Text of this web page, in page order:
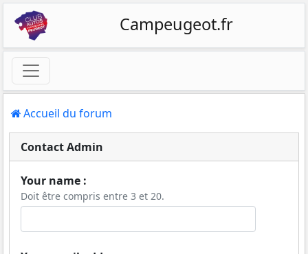
Campeugeot.fr
Accueil du forum
Contact Admin
Your name :
Doit être compris entre 3 et 20.